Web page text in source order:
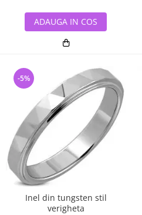
ADAUGA IN COS
Inel din tungsten stil
verigheta
-5%